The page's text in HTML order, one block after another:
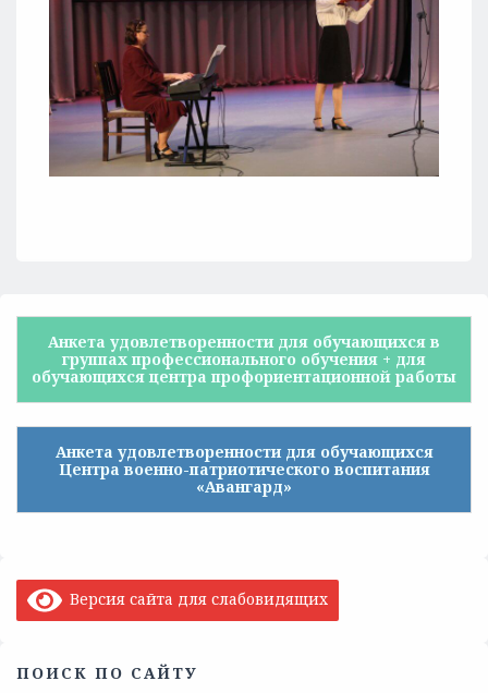
Анкета удовлетворенности для обучающихся в
группах профессионального обучения + для
обучающихся центра профориентационной работы
Анкета удовлетворенности для обучающихся
Центра военно-патриотического воспитания
«Авангард»
Версия сайта для слабовидящих
ПОИСК ПО САЙТУ